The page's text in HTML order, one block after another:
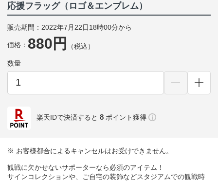
応援フラッグ（ロゴ＆エンブレム）
販売期間：2022年7月22日18時00分から
価格： 880円 （税込）
数量
楽天IDで決済すると 8 ポイント獲得
※ お客様都合によるキャンセルはお受けできません。
観戦に欠かせないサポーターなら必須のアイテム！
サインコレクションや、ご自宅の装飾などスタジアムでの観戦時